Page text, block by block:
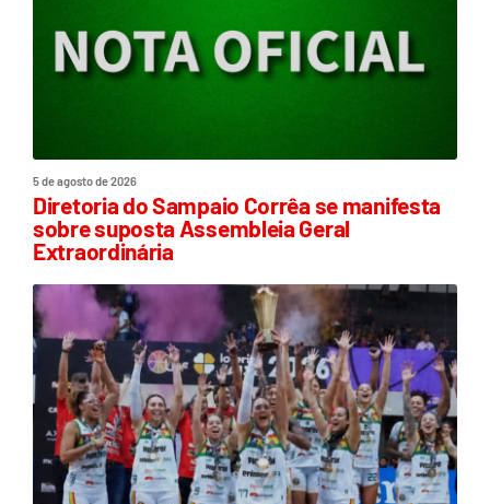
5 de agosto de 2026
Diretoria do Sampaio Corrêa se manifesta
sobre suposta Assembleia Geral
Extraordinária